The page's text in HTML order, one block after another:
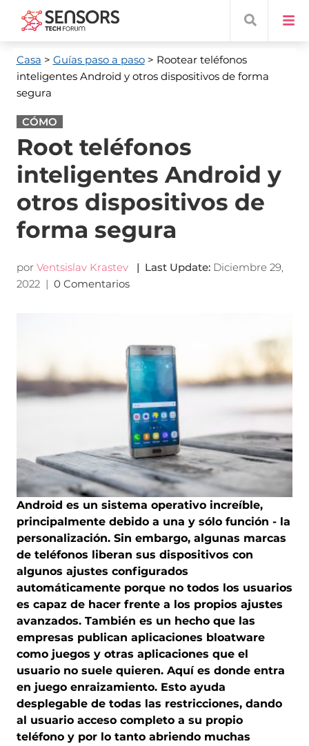
Casa > Guías paso a paso> Rootear teléfonos
inteligentes Android y otros dispositivos de forma
segura
CÓMO
Root teléfonos
inteligentes Android y
otros dispositivos de
forma segura
por Ventsislav Krastev | Last Update: Diciembre 29,
2022| 0 Comentarios
Android es un sistema operativo increíble,
principalmente debido a una y sólo función - la
personalización. Sin embargo, algunas marcas
de teléfonos liberan sus dispositivos con
algunos ajustes configurados
automáticamente porque no todos los usuarios
es capaz de hacer frente a los propios ajustes
avanzados. También es un hecho que las
empresas publican aplicaciones bloatware
como juegos y otras aplicaciones que el
usuario no suele quieren. Aquí es donde entra
en juego enraizamiento. Esto ayuda
desplegable de todas las restricciones, dando
al usuario acceso completo a su propio
teléfono y por lo tanto abriendo muchas